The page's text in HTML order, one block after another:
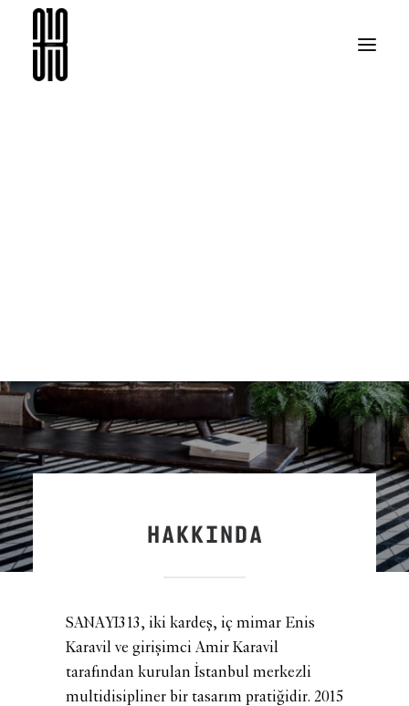
HAKKINDA
SANAYI313, iki kardeş, iç mimar Enis
Karavil ve girişimci Amir Karavil
tarafından kurulan İstanbul merkezli
multidisipliner bir tasarım pratiğidir. 2015